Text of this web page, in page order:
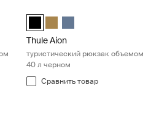
Nutria brown
28L Чёрный
28L Темно-серый шифер
Thule Aion travel backpack 40L
Thule Aion travel backpack
Thule Aion travel
Thule Aion
туристический рюкзак объемом
40 л черном
Сравнить товар
Чёрный
40L Nutria brown (selected)
40L Темно-серый шифер